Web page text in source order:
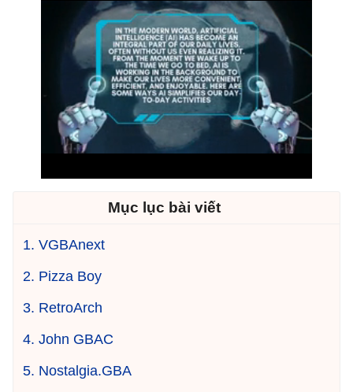
Mục lục bài viết
1. VGBAnext
2. Pizza Boy
3. RetroArch
4. John GBAC
5. Nostalgia.GBA